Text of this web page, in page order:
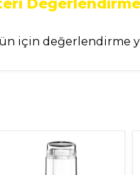
için değerlendirme